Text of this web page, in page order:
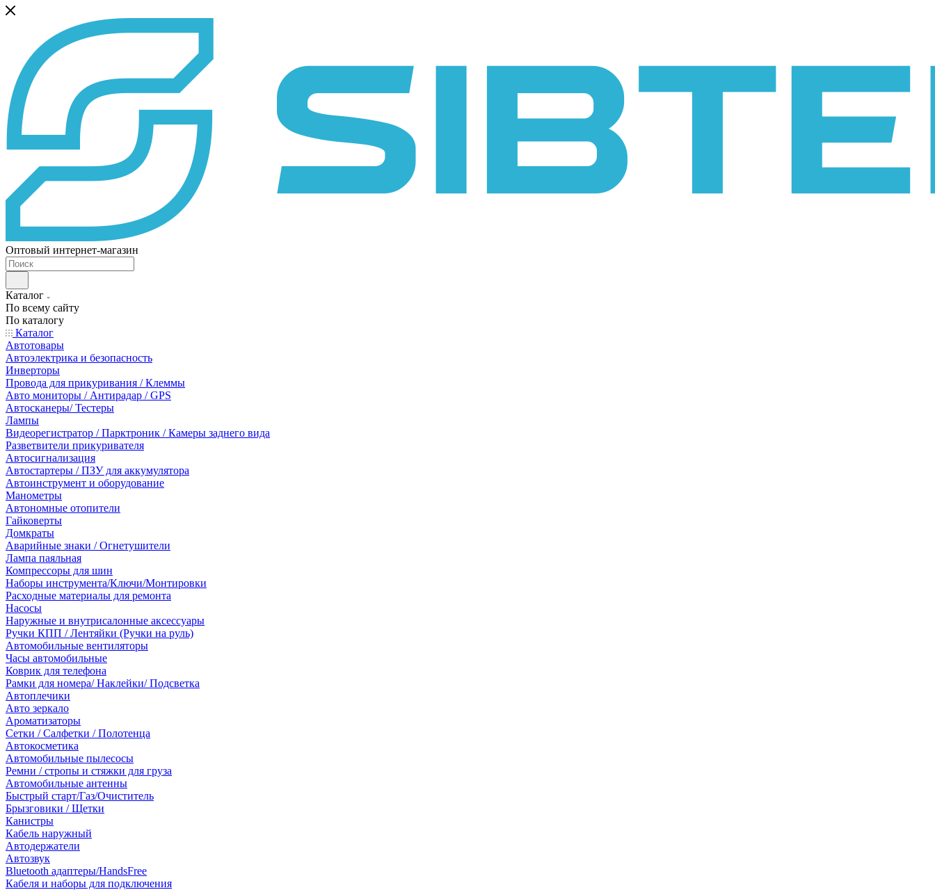
Оптовый интернет-магазин
Каталог
По всему сайту
По каталогу
Каталог
Автотовары
Автоэлектрика и безопасность
Инверторы
Провода для прикуривания / Клеммы
Авто мониторы / Антирадар / GPS
Автосканеры/ Тестеры
Лампы
Видеорегистратор / Парктроник / Камеры заднего вида
Разветвители прикуривателя
Автосигнализация
Автостартеры / ПЗУ для аккумулятора
Автоинструмент и оборудование
Манометры
Автономные отопители
Гайковерты
Домкраты
Аварийные знаки / Огнетушители
Лампа паяльная
Компрессоры для шин
Наборы инструмента/Ключи/Монтировки
Расходные материалы для ремонта
Насосы
Наружные и внутрисалонные аксессуары
Ручки КПП / Лентяйки (Ручки на руль)
Автомобильные вентиляторы
Часы автомобильные
Коврик для телефона
Рамки для номера/ Наклейки/ Подсветка
Автоплечики
Авто зеркало
Ароматизаторы
Сетки / Салфетки / Полотенца
Автокосметика
Автомобильные пылесосы
Ремни / стропы и стяжки для груза
Автомобильные антенны
Быстрый старт/Газ/Очиститель
Брызговики / Щетки
Канистры
Кабель наружный
Автодержатели
Автозвук
Bluetooth адаптеры/HandsFree
Кабеля и наборы для подключения